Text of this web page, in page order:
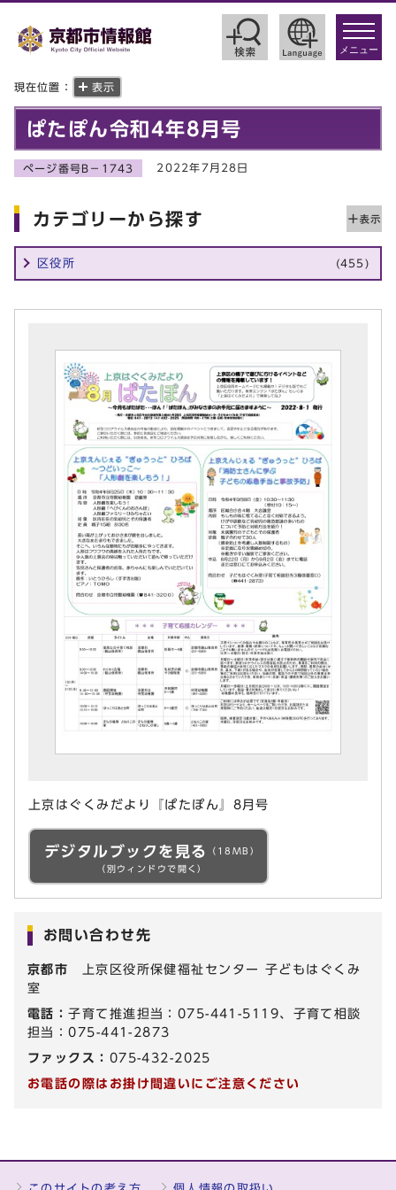
toggle
メニュー
現在位置： 表示
ぱたぽん令和4年8月号
ページ番号B－1743 2022年7月28日
カテゴリーから探す
区役所 (455)
上京はぐくみだより『ぱたぽん』8月号
デジタルブックを見る
（18MB）
（別ウィンドウで開く）
お問い合わせ先
京都市 上京区役所保健福祉センター 子どもはぐくみ
室
電話：子育て推進担当：075-441-5119、子育て相談
担当：075-441-2873
ファックス： 075-432-2025
お電話の際はお掛け間違いにご注意ください